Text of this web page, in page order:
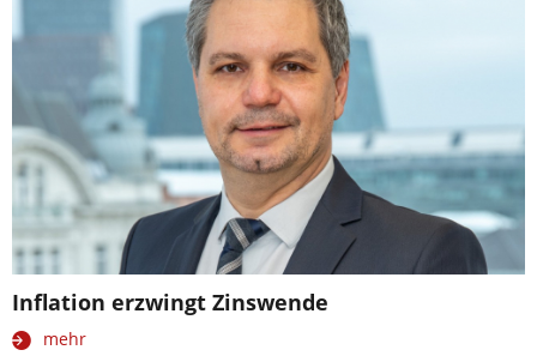
Inflation erzwingt Zinswende
mehr